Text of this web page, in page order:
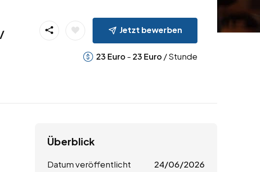
Jetzt bewerben
23 Euro - 23 Euro / Stunde
Überblick
Datum veröffentlicht 24/06/2026